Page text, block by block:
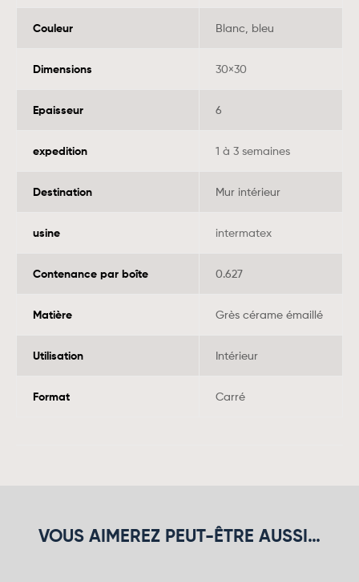
Couleur Blanc, bleu
Dimensions 30×30
Epaisseur 6
expedition 1 à 3 semaines
Destination Mur intérieur
usine intermatex
Contenance par boîte 0.627
Matière Grès cérame émaillé
Utilisation Intérieur
Format Carré
VOUS AIMEREZ PEUT-ÊTRE AUSSI…